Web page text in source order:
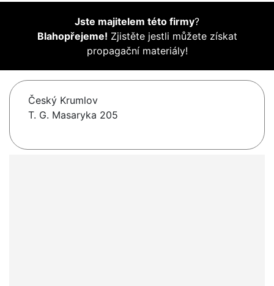
Jste majitelem této firmy?
Blahopřejeme! Zjistěte jestli můžete získat
propagační materiály!
Český Krumlov
T. G. Masaryka 205